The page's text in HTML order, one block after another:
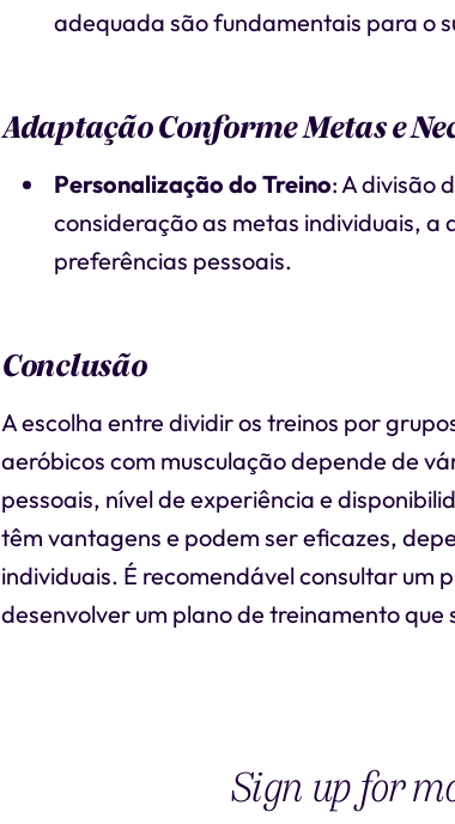
adequada são fundamentais para o
Adaptação Conforme Metas e
Personalização do Treino: A divisão
consideração as metas individuais, a
preferências pessoais.
Conclusão
A escolha entre dividir os treinos por
aeróbicos com musculação depende de
pessoais, nível de experiência e
têm vantagens e podem ser eficazes,
individuais. É recomendável consultar um
desenvolver um plano de treinamento que
Sign up for